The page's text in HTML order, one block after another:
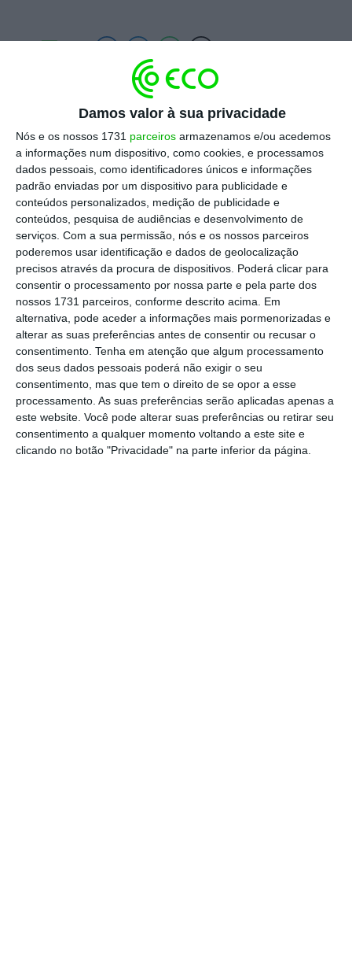
Damos valor à sua privacidade
Nós e os nossos 1731 parceiros armazenamos e/ou acedemos
a informações num dispositivo, como cookies, e processamos
dados pessoais, como identificadores únicos e informações
padrão enviadas por um dispositivo para publicidade e
conteúdos personalizados, medição de publicidade e
conteúdos, pesquisa de audiências e desenvolvimento de
serviços. Com a sua permissão, nós e os nossos parceiros
poderemos usar identificação e dados de geolocalização
precisos através da procura de dispositivos. Poderá clicar para
consentir o processamento por nossa parte e pela parte dos
nossos 1731 parceiros, conforme descrito acima. Em
alternativa, pode aceder a informações mais pormenorizadas e
alterar as suas preferências antes de consentir ou recusar o
consentimento. Tenha em atenção que algum processamento
dos seus dados pessoais poderá não exigir o seu
consentimento, mas que tem o direito de se opor a esse
processamento. As suas preferências serão aplicadas apenas a
este website. Você pode alterar suas preferências ou retirar seu
consentimento a qualquer momento voltando a este site e
clicando no botão "Privacidade" na parte inferior da página.
Assine o ECO Premium
No momento em que a informação é
mais importante do que nunca, apoie
o jornalismo independente e rigoroso.
De que forma? Assine o ECO Premium e
tenha acesso a notícias exclusivas, à
opinião que conta, às reportagens e
especiais que mostram o outro lado da
história.
Esta assinatura é uma forma de apoiar
o ECO e os seus jornalistas. A nossa